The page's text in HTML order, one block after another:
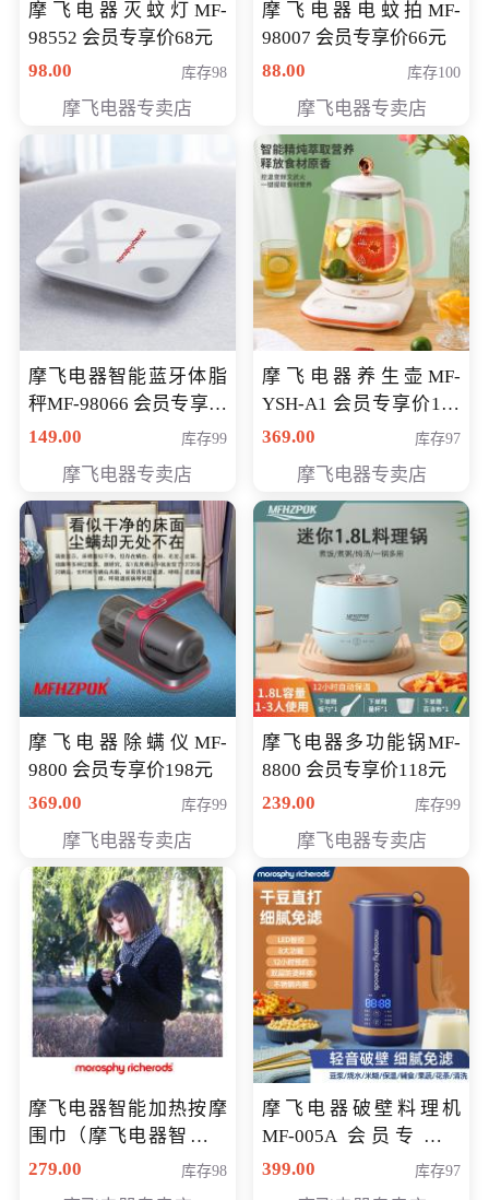
摩飞电器灭蚊灯MF-
98552 会员专享价68元
98.00
库存98
摩飞电器专卖店
摩飞电器电蚊拍MF-
98007 会员专享价66元
88.00
库存100
摩飞电器专卖店
摩飞电器智能蓝牙体脂
秤MF-98066 会员专享价
98元
149.00 库存99
摩飞电器专卖店
摩飞电器养生壶MF-
YSH-A1 会员专享价198
元
369.00 库存97
摩飞电器专卖店
摩飞电器除螨仪MF-
9800 会员专享价198元
369.00
库存99
摩飞电器专卖店
摩飞电器多功能锅MF-
8800 会员专享价118元
239.00
库存99
摩飞电器专卖店
摩飞电器智能加热按摩
围巾（摩飞电器智能加
热按摩围脖） 会员专享
279.00 库存98
摩飞电器破壁料理机
MF-005A 会员专享价
198元
399.00 库存97